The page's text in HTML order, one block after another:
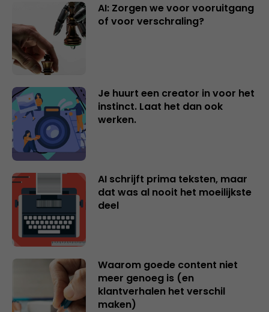
AI: Zorgen we voor vooruitgang
of voor verschraling?
Je huurt een creator in voor het
instinct. Laat het dan ook
werken.
AI schrijft prima teksten, maar
dat was al nooit het moeilijkste
deel
Waarom goede content niet
meer genoeg is (en
klantverhalen het verschil
maken)